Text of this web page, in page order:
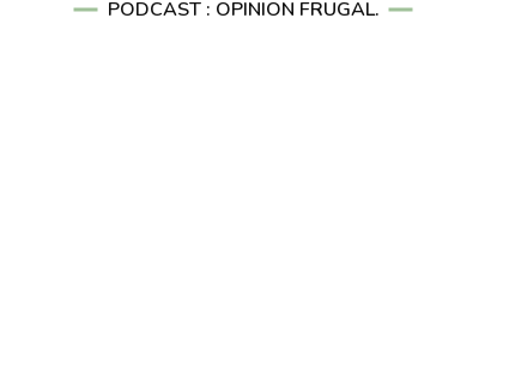
PODCAST : OPINION FRUGAL.